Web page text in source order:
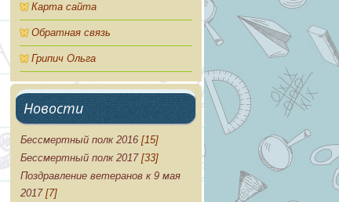
Карта сайта
Обратная связь
Грипич Ольга
Новости
Бессмертный полк 2016 [15]
Бессмертный полк 2017 [33]
Поздравление ветеранов к 9 мая
2017 [7]